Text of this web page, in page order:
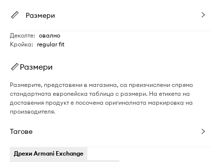
Размери
Деколте: овално
Кройка: regular fit
Размери
Размерите, представени в магазина, са преизчислени спрямо
стандартната европейска таблица с размери. На етикета на
доставения продукт е посочена оригиналната маркировка на
производителя.
Тагове
Дрехи Armani Exchange